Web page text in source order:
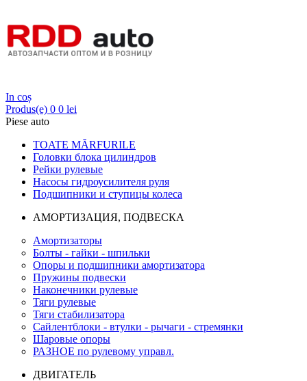
In coș
Produs(e) 0 0 lei
Piese auto
TOATE MĂRFURILE
Головки блока цилиндров
Рейки рулевые
Насосы гидроусилителя руля
Подшипники и ступицы колеса
АМОРТИЗАЦИЯ, ПОДВЕСКА
Амортизаторы
Болты - гайки - шпильки
Опоры и подшипники амортизатора
Пружины подвески
Наконечники рулевые
Тяги рулевые
Тяги стабилизатора
Сайлентблоки - втулки - рычаги - стремянки
Шаровые опоры
РАЗНОЕ по рулевому управл.
ДВИГАТЕЛЬ